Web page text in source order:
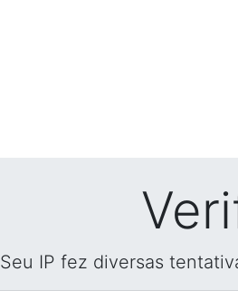
Seu IP fez diversas